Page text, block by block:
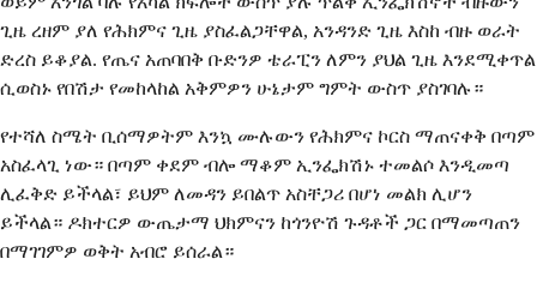
ጊዜ ረዘም ያለ የሕክምና ጊዜ ያስፈልጋቸዋል, አንዳንድ ጊዜ እስከ ብዙ ወራት
ድረስ ይቆያል. የጤና አጠባበቅ ቡድንዎ ቴራፒን ለምን ያህል ጊዜ እንደሚቀጥል
ሲወስኑ የበሽታ የመከላከል አቅምዎን ሁኔታም ግምት ውስጥ ያስገባሉ።
የተሻለ ስሜት ቢሰማዎትም እንኳ ሙሉውን የሕክምና ኮርስ ማጠናቀቅ በጣም
አስፈላጊ ነው። በጣም ቀደም ብሎ ማቆም ኢንፌክሽኑ ተመልሶ እንዲመጣ
ሊፈቅድ ይችላል፣ ይህም ለመዳን ይበልጥ አስቸጋሪ በሆነ መልክ ሊሆን
ይችላል። ዶክተርዎ ውጤታማ ህክምናን ከጎንዮሽ ጉዳቶች ጋር በማመጣጠን
በማገገምዎ ወቅት አብሮ ይሰራል።